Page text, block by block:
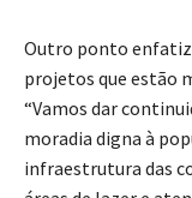
Outro ponto
projetos que estão
“Vamos dar
moradia digna à
infraestrutura das